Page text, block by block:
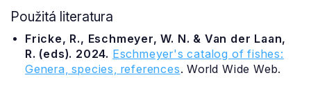
Použitá literatura
Fricke, R., Eschmeyer, W. N. & Van der Laan,
R. (eds). 2024. Eschmeyer's catalog of fishes:
Genera, species, references. World Wide Web.